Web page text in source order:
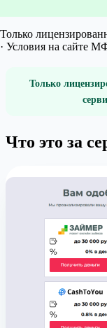
Только
· Условия на сайте
Только
Что это за